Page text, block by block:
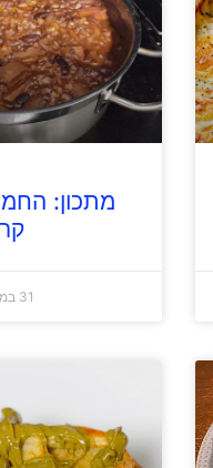
מתכון:
31 במרץ 2026